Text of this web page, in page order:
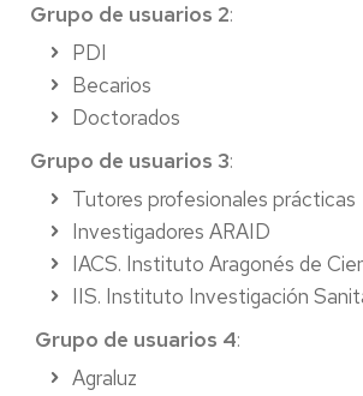
Grupo de usuarios 2:
PDI
Becarios
Doctorados
Grupo de usuarios 3:
Tutores profesionales prácticas
Investigadores ARAID
IACS. Instituto Aragonés de
IIS. Instituto Investigación
Grupo de usuarios 4:
Agraluz